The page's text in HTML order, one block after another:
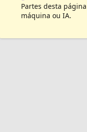
Partes desta
máquina ou IA.